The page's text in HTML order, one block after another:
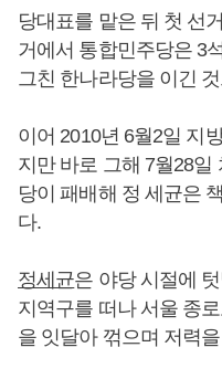
당대표를 맡은 뒤 첫 선
거에서 통합민주당은 3
그친 한나라당을 이긴
이어 2010년 6월2일 지
지만 바로 그해 7월28
당이 패배해 정 세균은
다.
정세균은 야당 시절에
지역구를 떠나 서울 종
을 잇달아 꺾으며 저력